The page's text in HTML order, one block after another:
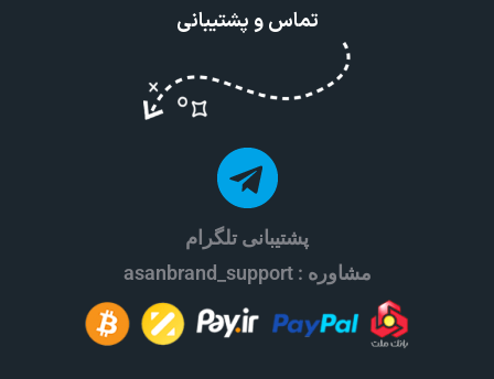
تماس و پشتیبانی
پشتیبانی تلگرام
مشاوره : asanbrand_support